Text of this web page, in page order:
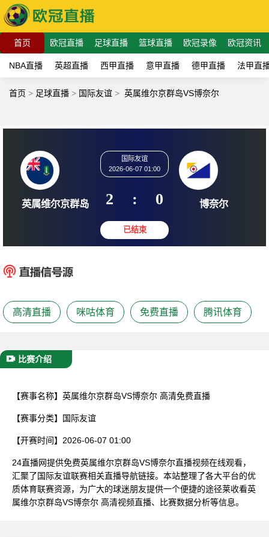
首页 欧冠直播 足球直播 篮球直播 欧冠录像 欧冠资讯
NBA直播 英超直播 西甲直播 意甲直播 德甲直播 法甲直
首页 > 足球直播 > 国际友谊 > 英属维尔京群岛VS博奈尔
英属维尔京群岛
国际友谊
2026-06-07 01:00
2 : 0 博
高清直播 咪咕体育 免费直播 腾讯体育
比赛介绍
【赛事名称】 英属维尔京群岛VS博奈尔 高清免费直播
【赛事分类】 国际友谊
【开赛时间】 2026-06-07 01:00
24直播网提供免费英属维尔京群岛VS博奈尔直播视频在线观看，
汇聚了国际友谊联赛相关直播导航链接。本站整理了各大平台的优
质体育联赛资源，为广大的球迷朋友提供一个便捷的途径莱收看英
属维尔京群岛VS博奈尔 高清视频直播、比赛数据分析等信息。